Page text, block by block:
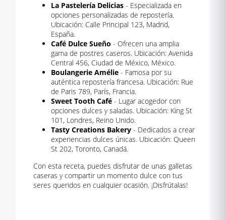
La Pastelería Delicias - Especializada en
opciones personalizadas de repostería.
Ubicación: Calle Principal 123, Madrid,
España.
Café Dulce Sueño - Ofrecen una amplia
gama de postres caseros. Ubicación: Avenida
Central 456, Ciudad de México, México.
Boulangerie Amélie - Famosa por su
auténtica repostería francesa. Ubicación: Rue
de Paris 789, París, Francia.
Sweet Tooth Café - Lugar acogedor con
opciones dulces y saladas. Ubicación: King St
101, Londres, Reino Unido.
Tasty Creations Bakery - Dedicados a crear
experiencias dulces únicas. Ubicación: Queen
St 202, Toronto, Canadá.
Con esta receta, puedes disfrutar de unas galletas
caseras y compartir un momento dulce con tus
seres queridos en cualquier ocasión. ¡Disfrútalas!